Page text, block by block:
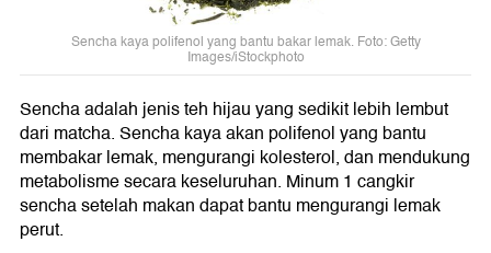
Sencha kaya polifenol yang bantu bakar lemak. Foto: Getty
Images/iStockphoto
Sencha adalah jenis teh hijau yang sedikit lebih lembut
dari matcha. Sencha kaya akan polifenol yang bantu
membakar lemak, mengurangi kolesterol, dan mendukung
metabolisme secara keseluruhan. Minum 1 cangkir
sencha setelah makan dapat bantu mengurangi lemak
perut.